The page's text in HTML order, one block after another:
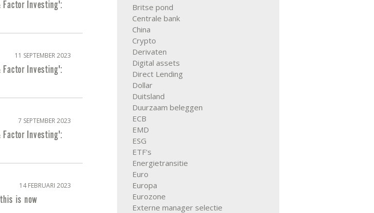
Factor Investing':
11 SEPTEMBER 2023
Factor Investing':
7 SEPTEMBER 2023
Factor Investing':
14 FEBRUARI 2023
is now
Britse pond
Centrale bank
China
Crypto
Derivaten
Digital assets
Direct Lending
Dollar
Duitsland
Duurzaam beleggen
ECB
EMD
ESG
ETF's
Energietransitie
Euro
Europa
Eurozone
Externe manager selectie